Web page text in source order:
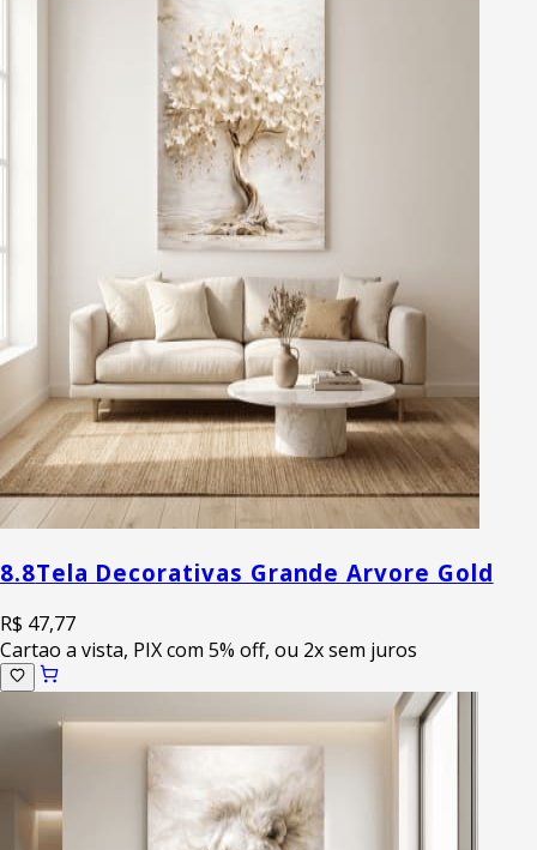
8.8Tela Decorativas Grande Arvore Gold
R$ 47,77
Cartao a vista, PIX com 5% off, ou 2x sem juros